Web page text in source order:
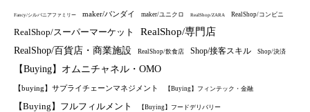
Fancy/シルバニアファミリー maker/バンダイ maker/ユニクロ RealShop/ZARA RealShop/コンビニ
RealShop/スーパーマーケット RealShop/専門店
RealShop/百貨店・商業施設 RealShop/飲食店 Shop/接客スキル Shop/決済
【Buying】オムニチャネル・OMO
【buying】サプライチェーンマネジメント 【Buying】フィンテック・金融
【Buying】フルフィルメント 【Buying】フードデリバリー